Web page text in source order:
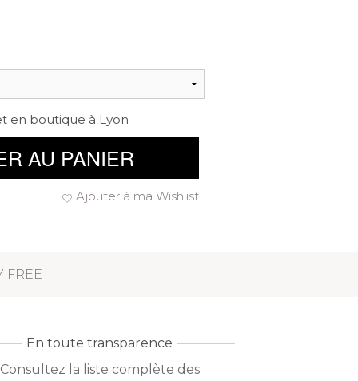
en boutique à Lyon
AU PANIER
Ajouter à ma Wishlist
FREE
En toute transparence
Consultez la liste complète des